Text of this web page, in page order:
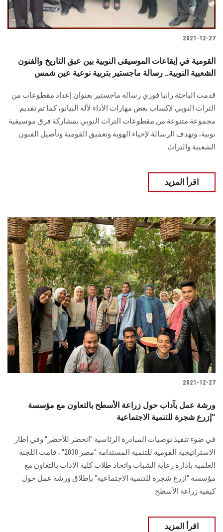
2021-12-27
القومية في إيقاعات الموسيقى النوبية بين عبق التاريخ والفنون
الشعبية النوبية.. رسالة ماجستير بتربية نوعية عين شمس
قدمت الباحثة رانيا فوزي رسالة ماجستير بعنوان إعداد مقطوعات من
التراث النوبي لإكساب بعض مهارات الأداء لألة البيانو، كما تم تقديم
مجموعة متنوعة من مقطوعات التراث النوبي بمشاركة فرق موسيقية
نوبية، وتهدف الرسالة لإحياء الهوية وتعميق القومية وتأصيل الفنون
الشعبية والتراث
اقرأ المزيد
2021-12-27
ورشة عمل بآداب حول زراعة الأسطح بالتعاون مع مؤسسة
"إزرع شجرة للتنمية الاجتماعية
في ضوء تنفيذ توصيات المبادرة الرئاسية "اتحضر للأخضر" وفي إطار
الاستراتيجية القومية للتنمية المستدامة "مصر 2030" ، قامت اللجنة
العلمية بإدارة رعاية الشباب واتحاد طلاب كلية الآداب بالتعاون مع
مؤسسة "ازرع شجرة للتنمية الاجتماعية" بإطلاق ورشة عمل حول
كيفية زراعة الأسطح
اقرأ المزيد